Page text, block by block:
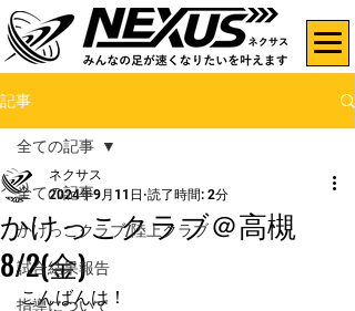
記事
全ての記事
かけっこクラブ/陸上クラブ
試合結果報告
指導について
全ての記事
かけっこクラブ＠高槻
8/2(金)
ネクサス
2024年9月11日 読了時間: 2分
こんばんは！